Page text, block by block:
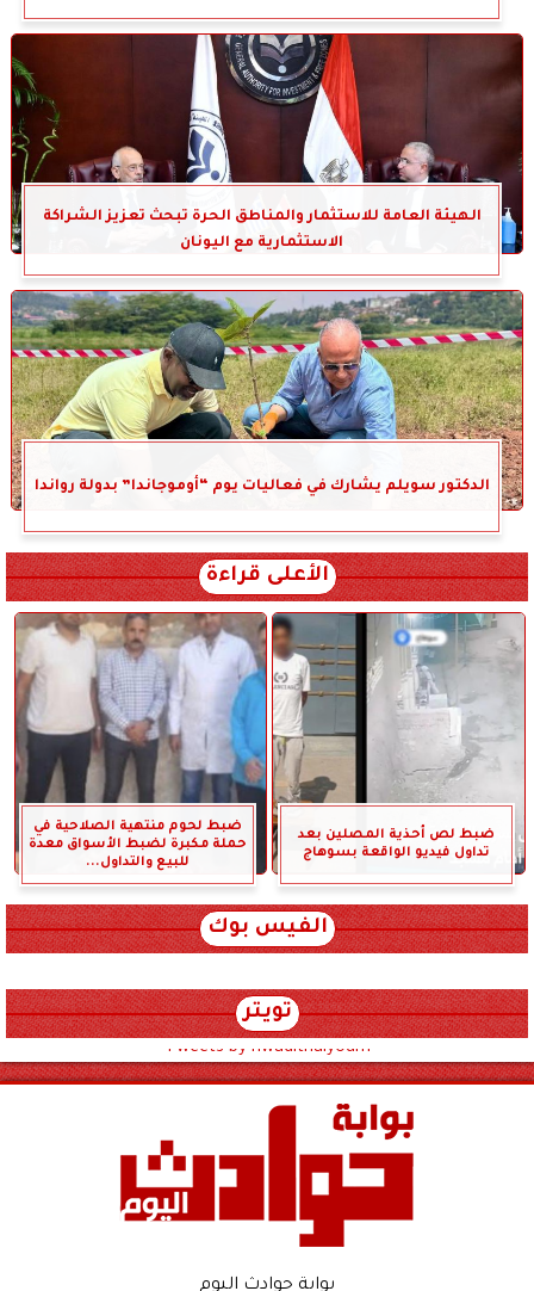
الهيئة العامة للاستثمار والمناطق الحرة تبحث تعزيز الشراكة
الاستثمارية مع اليونان
الدكتور سويلم يشارك في فعاليات يوم “أوموجاندا” بدولة رواندا
الأعلى قراءة
ضبط لص أحذية المصلين بعد
تداول فيديو الواقعة بسوهاج
ضبط لحوم منتهية الصلاحية في
حملة مكبرة لضبط الأسواق معدة
للبيع والتداول...
الفيس بوك
تويتر
Tweets by hwadithalyoum
بوابة حوادث اليوم